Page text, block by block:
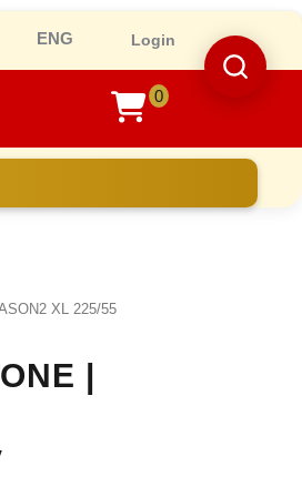
Login
shopping
cart
0
XL 225/55
|